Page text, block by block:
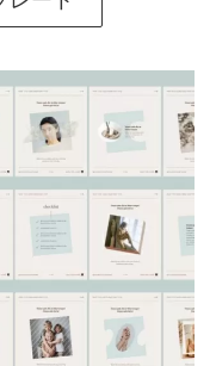
りません。